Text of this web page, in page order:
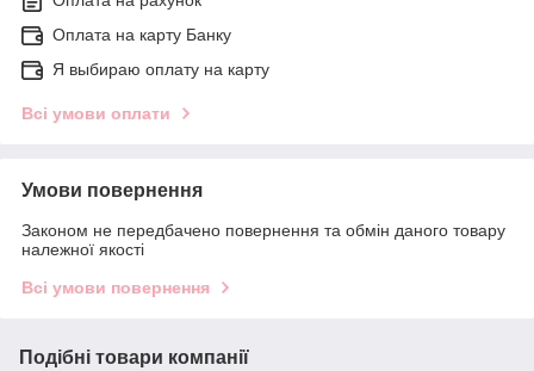
Оплата на карту Банку
Я выбираю оплату на карту
Всі умови оплати
Умови повернення
Законом не передбачено повернення та обмін даного товару
належної якості
Всі умови повернення
Подібні товари компанії